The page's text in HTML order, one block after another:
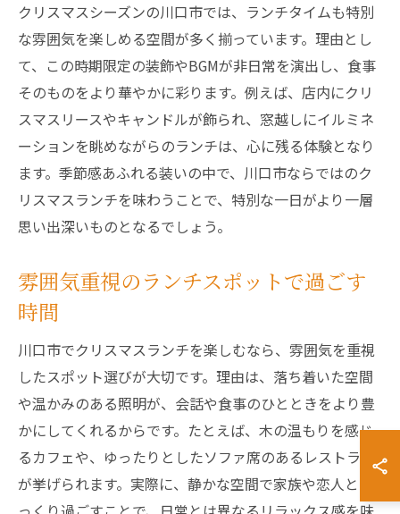
クリスマスシーズンの川口市では、ランチタイムも特別
な雰囲気を楽しめる空間が多く揃っています。理由とし
て、この時期限定の装飾やBGMが非日常を演出し、食事
そのものをより華やかに彩ります。例えば、店内にクリ
スマスリースやキャンドルが飾られ、窓越しにイルミネ
ーションを眺めながらのランチは、心に残る体験となり
ます。季節感あふれる装いの中で、川口市ならではのク
リスマスランチを味わうことで、特別な一日がより一層
思い出深いものとなるでしょう。
雰囲気重視のランチスポットで過ごす
時間
川口市でクリスマスランチを楽しむなら、雰囲気を重視
したスポット選びが大切です。理由は、落ち着いた空間
や温かみのある照明が、会話や食事のひとときをより豊
かにしてくれるからです。たとえば、木の温もりを感じ
るカフェや、ゆったりとしたソファ席のあるレストラン
が挙げられます。実際に、静かな空間で家族や恋人とゆ